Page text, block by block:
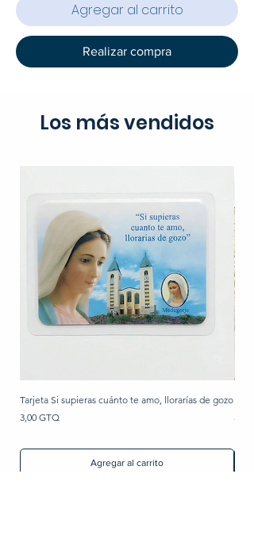
Agregar al carrito
Realizar compra
Los más vendidos
Tarjeta Si supieras cuánto te amo, llorarías de gozo
Precio
3,00 GTQ
Agregar al carrito
Precio